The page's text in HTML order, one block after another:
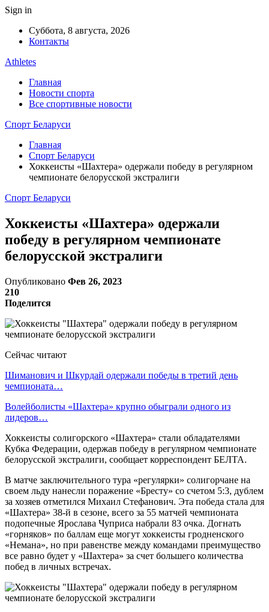
Sign in
Суббота, 8 августа, 2026
Контакты
Athletes
Главная
Новости спорта
Все спортивные новости
Спорт Беларуси
Главная
Спорт Беларуси
Хоккеисты «Шахтера» одержали победу в регулярном
чемпионате белорусской экстралиги
Спорт Беларуси
Хоккеисты «Шахтера» одержали
победу в регулярном чемпионате
белорусской экстралиги
Опубликовано Фев 26, 2023
210
Поделится
Сейчас читают
Шиманович и Шкурдай одержали победы в третий день
чемпионата…
Волейболисты «Шахтера» крупно обыграли одного из
лидеров…
Хоккеисты солигорского «Шахтера» стали обладателями
Кубка Федерации, одержав победу в регулярном чемпионате
белорусской экстралиги, сообщает корреспондент БЕЛТА.
В матче заключительного тура «регулярки» солигорчане на
своем льду нанесли поражение «Бресту» со счетом 5:3, дублем
за хозяев отметился Михаил Стефанович. Эта победа стала для
«Шахтера» 38-й в сезоне, всего за 55 матчей чемпионата
подопечные Ярослава Чуприса набрали 83 очка. Догнать
«горняков» по баллам еще могут хоккеисты гродненского
«Немана», но при равенстве между командами преимущество
все равно будет у «Шахтера» за счет большего количества
побед в личных встречах.